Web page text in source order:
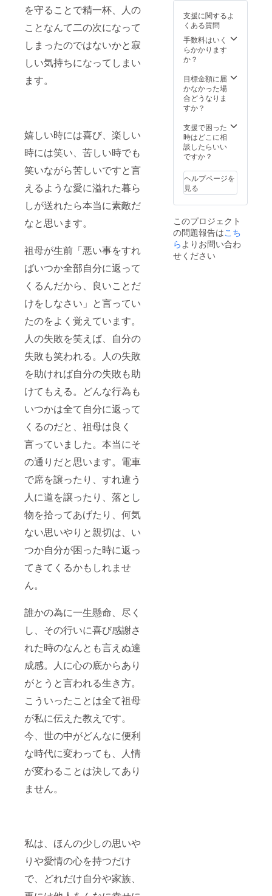
を守ることで精一杯、人の
ことなんて二の次になって
しまったのではないかと寂
しい気持ちになってしまい
ます。
嬉しい時には喜び、楽しい
時には笑い、苦しい時でも
笑いながら苦しいですと言
えるような愛に溢れた暮ら
しが送れたら本当に素敵だ
なと思います。
祖母が生前「悪い事をすれ
ばいつか全部自分に返って
くるんだから、良いことだ
けをしなさい」と言ってい
たのをよく覚えています。
人の失敗を笑えば、自分の
失敗も笑われる。人の失敗
を助ければ自分の失敗も助
けてもえる。どんな行為も
いつかは全て自分に返って
くるのだと、祖母は良く
言っていました。本当にそ
の通りだと思います。電車
で席を譲ったり、すれ違う
人に道を譲ったり、落とし
物を拾ってあげたり、何気
ない思いやりと親切は、い
つか自分が困った時に返っ
てきてくるかもしれませ
ん。
誰かの為に一生懸命、尽く
し、その行いに喜び感謝さ
れた時のなんとも言えぬ達
成感。人に心の底からあり
がとうと言われる生き方。
こういったことは全て祖母
が私に伝えた教えです。
今、世の中がどんなに便利
な時代に変わっても、人情
が変わることは決してあり
ません。
私は、ほんの少しの思いや
りや愛情の心を持つだけ
で、どれだけ自分や家族、
支援に関するよ
くある質問
手数料はいく
らかかります
か？
目標金額に届
かなかった場
合どうなりま
すか？
支援で困った
時はどこに相
談したらいい
ですか？
ヘルプページを
見る
このプロジェクト
の問題報告はこち
ら よりお問い合わ
せください